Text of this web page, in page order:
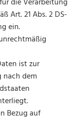
Art. 21 Abs. 2 DS-
ein.
ist zur
dem
Bezug auf